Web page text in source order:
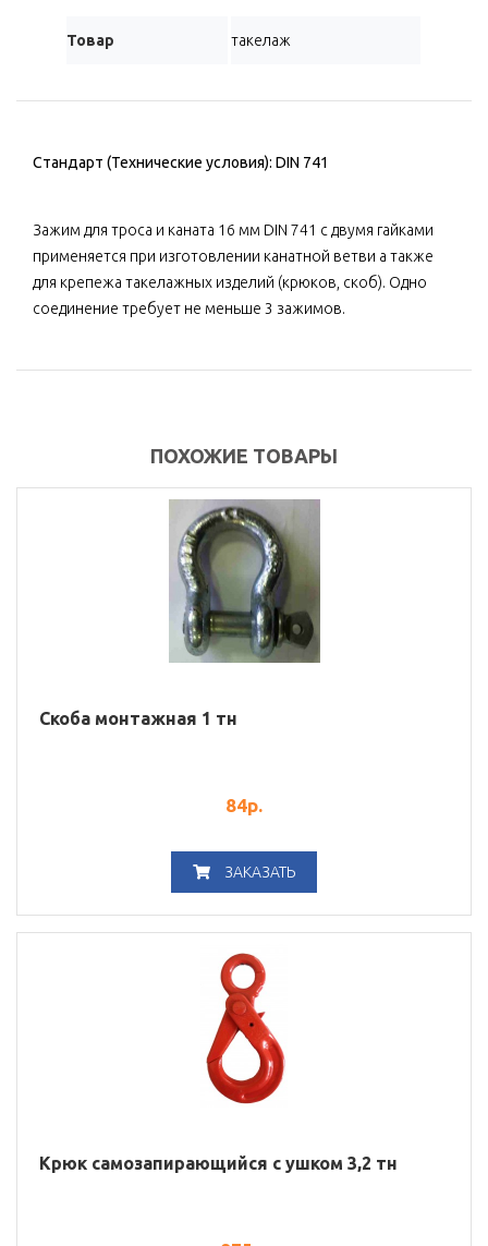
Товар такелаж
Стандарт (Технические условия): DIN 741
Зажим для троса и каната 16 мм DIN 741 с двумя гайками
применяется при изготовлении канатной ветви а также
для крепежа такелажных изделий (крюков, скоб). Одно
соединение требует не меньше 3 зажимов.
ПОХОЖИЕ ТОВАРЫ
Скоба монтажная 1 тн
84р.
ЗАКАЗАТЬ
Крюк самозапирающийся с ушком 3,2 тн